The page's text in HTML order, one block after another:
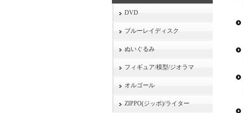
DVD
ブルーレイディスク
ぬいぐるみ
フィギュア/模型/ジオラマ
オルゴール
ZIPPO(ジッポ)/ライター